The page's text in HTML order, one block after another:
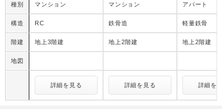
種別 マンション マンション アパート
構造 RC 鉄骨造 軽量鉄骨
階建 地上3階建 地上2階建 地上2階建
地図
詳細を見る 詳細を見る 詳細を